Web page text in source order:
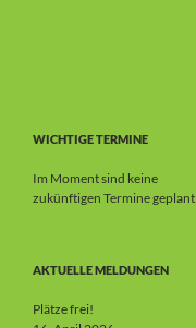
WICHTIGE TERMINE
Im Moment sind keine
zukünftigen Termine geplant
AKTUELLE MELDUNGEN
Plätze frei!